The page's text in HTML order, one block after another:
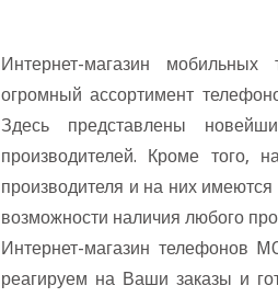
Интернет-магазин
огромный ассортимент
Здесь представлены
производителей. Кроме того,
производителя и на них
озможности наличия любого
Интернет-магазин телефонов
реагируем на Ваши заказы и